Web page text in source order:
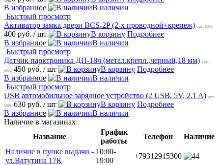
В избранное
В наличии
Быстрый просмотр
Активатор замка двери BCS-2P (2-х проводной+крепеж) арт: 6031
400 руб. / шт В корзину Подробнее
В избранное
В наличии
Быстрый просмотр
Датчик парктроника ДП-18ч (метал.крепл.,черный,18 мм) арт:
6072 450 руб. / шт В корзину Подробнее
В избранное
В наличии
Быстрый просмотр
USB автомобильное зарядное устройство (2 USB, 5V, 2.1 A) арт:
5003 630 руб. / шт В корзину Подробнее
В избранное
В наличии
Наличие в магазинах
Название
График
работы
Телефон
Наличие
Наличие в пунке выдачи -
ул.Ватутина 17К
10:00-
19:00
+79312915300
4